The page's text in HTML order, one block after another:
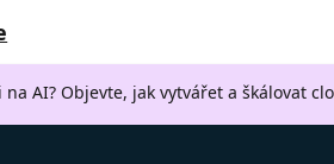
na AI? Objevte, jak vytvářet a škálovat